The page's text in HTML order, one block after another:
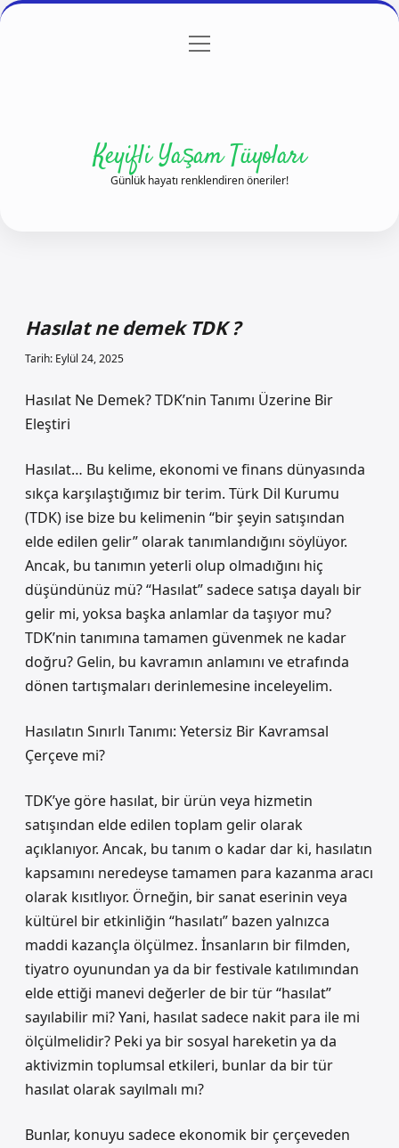
Gizlilik Politikası
menüyü
Keyifli Yaşam Tüyoları
Günlük hayatı renklendiren öneriler!
Hasılat ne demek TDK ?
Tarih: Eylül 24, 2025
Hasılat Ne Demek? TDK’nin Tanımı Üzerine Bir
Eleştiri
Hasılat… Bu kelime, ekonomi ve finans dünyasında
sıkça karşılaştığımız bir terim. Türk Dil Kurumu
(TDK) ise bize bu kelimenin “bir şeyin satışından
elde edilen gelir” olarak tanımlandığını söylüyor.
Ancak, bu tanımın yeterli olup olmadığını hiç
düşündünüz mü? “Hasılat” sadece satışa dayalı bir
gelir mi, yoksa başka anlamlar da taşıyor mu?
TDK’nin tanımına tamamen güvenmek ne kadar
doğru? Gelin, bu kavramın anlamını ve etrafında
dönen tartışmaları derinlemesine inceleyelim.
Hasılatın Sınırlı Tanımı: Yetersiz Bir Kavramsal
Çerçeve mi?
TDK’ye göre hasılat, bir ürün veya hizmetin
satışından elde edilen toplam gelir olarak
açıklanıyor. Ancak, bu tanım o kadar dar ki, hasılatın
kapsamını neredeyse tamamen para kazanma aracı
olarak kısıtlıyor. Örneğin, bir sanat eserinin veya
kültürel bir etkinliğin “hasılatı” bazen yalnızca
maddi kazançla ölçülmez. İnsanların bir filmden,
tiyatro oyunundan ya da bir festivale katılımından
elde ettiği manevi değerler de bir tür “hasılat”
sayılabilir mi? Yani, hasılat sadece nakit para ile mi
ölçülmelidir? Peki ya bir sosyal hareketin ya da
aktivizmin toplumsal etkileri, bunlar da bir tür
hasılat olarak sayılmalı mı?
Bunlar, konuyu sadece ekonomik bir çerçeveden